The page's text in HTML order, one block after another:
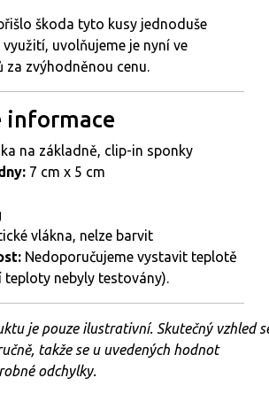
škoda tyto kusy jednoduše
uvolňujeme je nyní ve
za zvýhodněnou cenu.
informace
na základně, clip-in sponky
7 cm x 5 cm
vlákna, nelze barvit
Nedoporučujeme vystavit teplotě
teploty nebyly testovány).
je pouze ilustrativní. Skutečný vzhled
takže se u uvedených hodnot
odchylky.